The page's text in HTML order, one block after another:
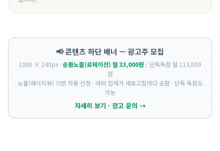
📢 콘텐츠 하단 배너 — 광고주 모집
1000 × 140px ·순환노출(로테이션) 월 33,000원 / 단독독점 월 113,000
원
노출(페이지뷰) 기반 자동 산정 · 여러 업체가 새로고침마다 순환 · 단독 독점도
가능
자세히 보기 · 광고 문의 →